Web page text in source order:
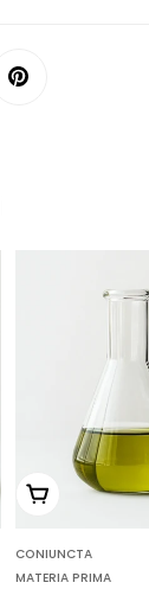
Scegli le
CONIUNCTA
MATERIA PRIMA